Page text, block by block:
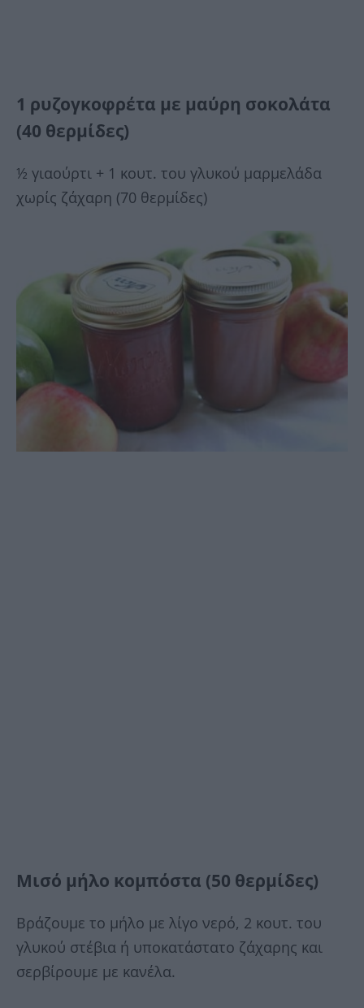
1 ρυζογκοφρέτα με μαύρη σοκολάτα
(40 θερμίδες)
½ γιαούρτι + 1 κουτ. του γλυκού μαρμελάδα
χωρίς ζάχαρη (70 θερμίδες)
Μισό μήλο κομπόστα (50 θερμίδες)
Βράζουμε το μήλο με λίγο νερό, 2 κουτ. του
γλυκού στέβια ή υποκατάστατο ζάχαρης και
σερβίρουμε με κανέλα.